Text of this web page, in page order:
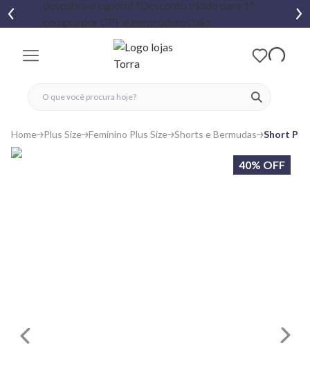
ver
fechar menu
fechar menu
favoritos
Home Plus Size Feminino Plus Size Shorts e Bermudas Short
40% OFF